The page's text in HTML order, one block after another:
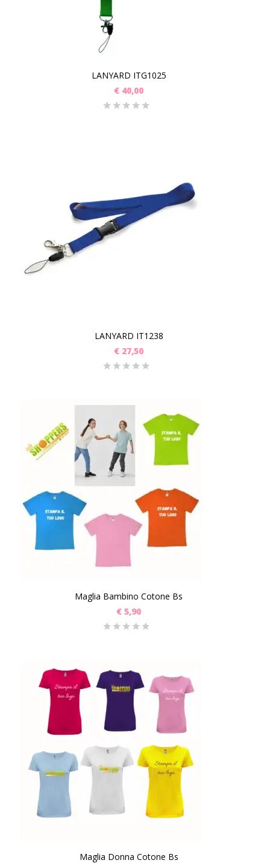
LANYARD ITG1025
€ 40,00
LANYARD IT1238
€ 27,50
Maglia Bambino Cotone Bs
€ 5,90
Maglia Donna Cotone Bs